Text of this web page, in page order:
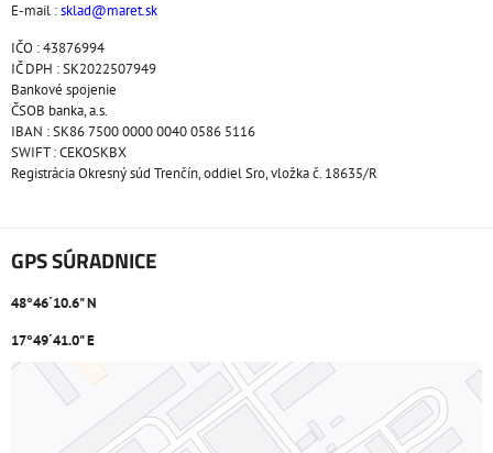
E-mail :sklad@maret.sk
IČO : 43876994
IČ DPH : SK2022507949
Bankové spojenie
ČSOB banka, a.s.
IBAN : SK86 7500 0000 0040 0586 5116
SWIFT : CEKOSKBX
Registrácia Okresný súd Trenčín, oddiel Sro, vložka č. 18635/R
GPS SÚRADNICE
48°46´10.6" N
17°49´41.0" E